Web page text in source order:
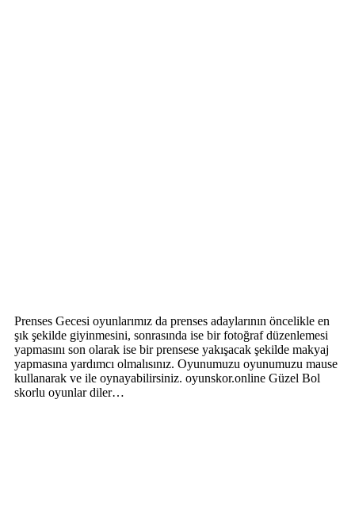
Prenses Gecesi oyunlarımız da prenses adaylarının öncelikle en
şık şekilde giyinmesini, sonrasında ise bir fotoğraf düzenlemesi
yapmasını son olarak ise bir prensese yakışacak şekilde makyaj
yapmasına yardımcı olmalısınız. Oyunumuzu oyunumuzu mause
kullanarak ve ile oynayabilirsiniz. oyunskor.online Güzel Bol
skorlu oyunlar diler…